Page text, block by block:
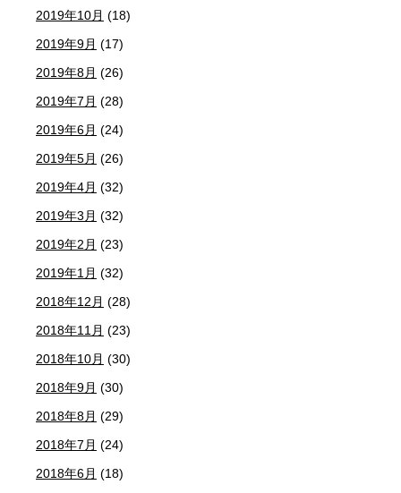
2019年10月 (18)
2019年9月 (17)
2019年8月 (26)
2019年7月 (28)
2019年6月 (24)
2019年5月 (26)
2019年4月 (32)
2019年3月 (32)
2019年2月 (23)
2019年1月 (32)
2018年12月 (28)
2018年11月 (23)
2018年10月 (30)
2018年9月 (30)
2018年8月 (29)
2018年7月 (24)
2018年6月 (18)